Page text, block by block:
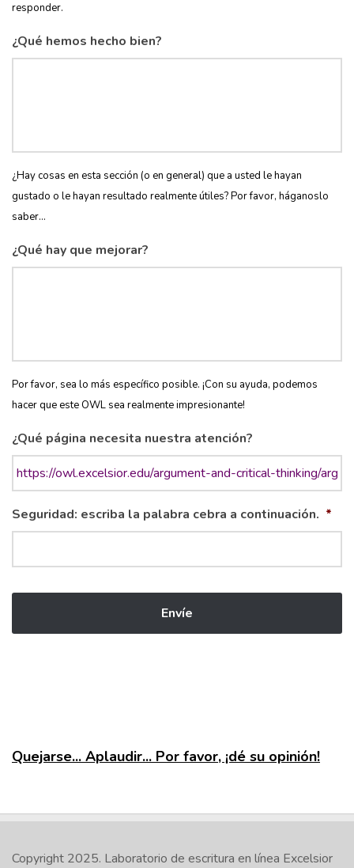
responder.
¿Qué hemos hecho bien?
¿Hay cosas en esta sección (o en general) que a usted le hayan
gustado o le hayan resultado realmente útiles? Por favor, háganoslo
saber...
¿Qué hay que mejorar?
Por favor, sea lo más específico posible. ¡Con su ayuda, podemos
hacer que este OWL sea realmente impresionante!
¿Qué página necesita nuestra atención?
Seguridad: escriba la palabra cebra a continuación. *
Quejarse... Aplaudir... Por favor, ¡dé su opinión!
Copyright 2025. Laboratorio de escritura en línea Excelsior